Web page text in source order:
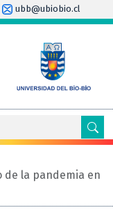
ubb@ubiobio.cl
la pandemia en